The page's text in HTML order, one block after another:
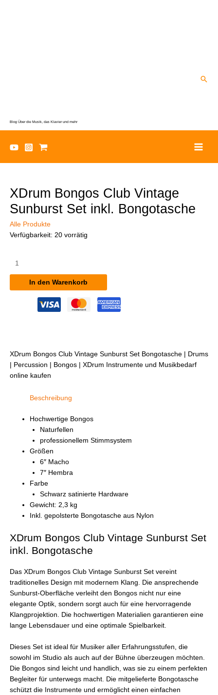
Blog Über die Musik, das Klavier und mehr
XDrum Bongos Club Vintage
Sunburst Set inkl. Bongotasche
Alle Produkte
Verfügbarkeit: 20 vorrätig
Bongos
Vintage
In den Warenkorb
XDrum Bongos Club Vintage Sunburst Set Bongotasche | Drums
| Percussion | Bongos | XDrum Instrumente und Musikbedarf
online kaufen
Beschreibung
Hochwertige Bongos
Naturfellen
professionellem Stimmsystem
Größen
6″ Macho
7″ Hembra
Farbe
Schwarz satinierte Hardware
Gewicht: 2,3 kg
Inkl. gepolsterte Bongotasche aus Nylon
XDrum Bongos Club Vintage Sunburst Set
inkl. Bongotasche
Das XDrum Bongos Club Vintage Sunburst Set vereint
traditionelles Design mit modernem Klang. Die ansprechende
Sunburst-Oberfläche verleiht den Bongos nicht nur eine
elegante Optik, sondern sorgt auch für eine hervorragende
Klangprojektion. Die hochwertigen Materialien garantieren eine
lange Lebensdauer und eine optimale Spielbarkeit.
Dieses Set ist ideal für Musiker aller Erfahrungsstufen, die
sowohl im Studio als auch auf der Bühne überzeugen möchten.
Die Bongos sind leicht und handlich, was sie zu einem perfekten
Begleiter für unterwegs macht. Die mitgelieferte Bongotasche
schützt die Instrumente und ermöglicht einen einfachen